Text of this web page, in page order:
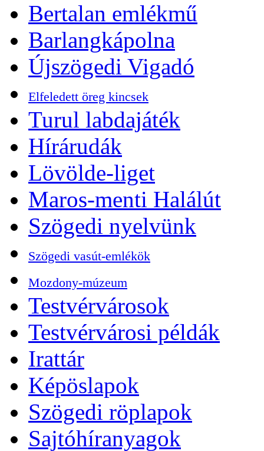
Bertalan emlékmű
Barlangkápolna
Újszögedi Vigadó
Elfeledett öreg kincsek
Turul labdajáték
Hírárudák
Lövölde-liget
Maros-menti Halálút
Szögedi nyelvünk
Szögedi vasút-emlékök
Mozdony-múzeum
Testvérvárosok
Testvérvárosi példák
Irattár
Képöslapok
Szögedi röplapok
Sajtóhíranyagok